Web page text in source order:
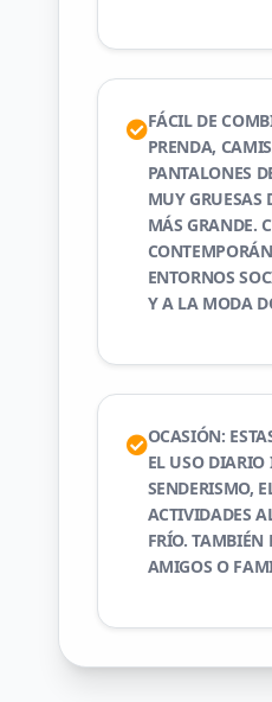
FÁCIL DE
PRENDA,
PANTALONES
MUY GRUESAS
MÁS GRANDE.
ENTORNOS
Y A LA MODA
OCASIÓN:
EL USO DIARIO
SENDERISMO,
ACTIVIDADES
FRÍO. TAMBIÉN
AMIGOS O